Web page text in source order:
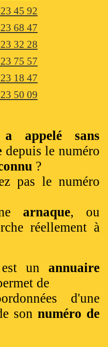
45 92
68 47
32 28
75 57
18 47
50 09
a appelé sans
depuis le numéro
?
pas le numéro
arnaque, ou
réellement à
est un annuaire
de
d'une
son numéro de